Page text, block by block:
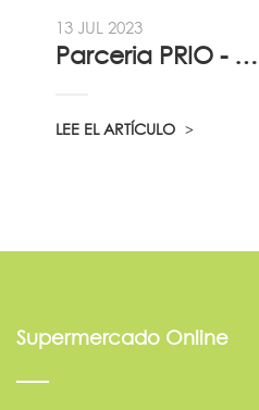
13 JUL 2023
Parceria PRIO - Viadireta - Goodafter...
LEE EL ARTÍCULO
Supermercado Online